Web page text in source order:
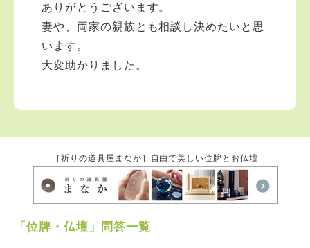
ありがとうございます。
妻や、両家の親族とも相談し決めたいと思
います。
大変助かりました。
［祈りの道具屋まなか］自由で美しい位牌とお仏壇
「位牌・仏壇」問答一覧